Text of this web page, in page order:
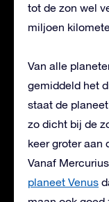
tot de zon wel
miljoen
Van alle
gemiddeld het
staat de
zo dicht bij de
keer groter aan
Vanaf
planeet Venus